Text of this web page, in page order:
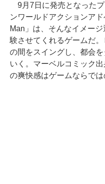
9月7日に発売となった
ンワールドアクションア
Man」は、そんなイメー
験させてくれるゲームだ
の間をスイングし、都会
いく。マーベルコミック
の爽快感はゲームならでは